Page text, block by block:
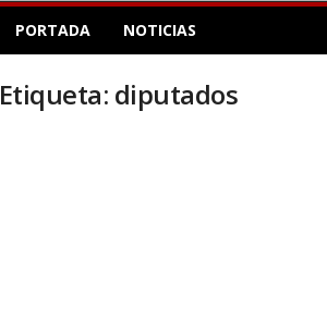
PORTADA NOTICIAS
Etiqueta: diputados